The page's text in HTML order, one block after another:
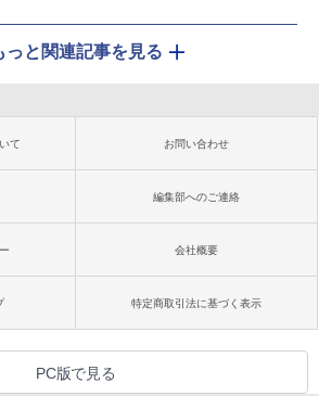
っと関連記事を見る
て お問い合わせ
編集部へのご連絡
会社概要
特定商取引法に基づく表示
PC版で見る